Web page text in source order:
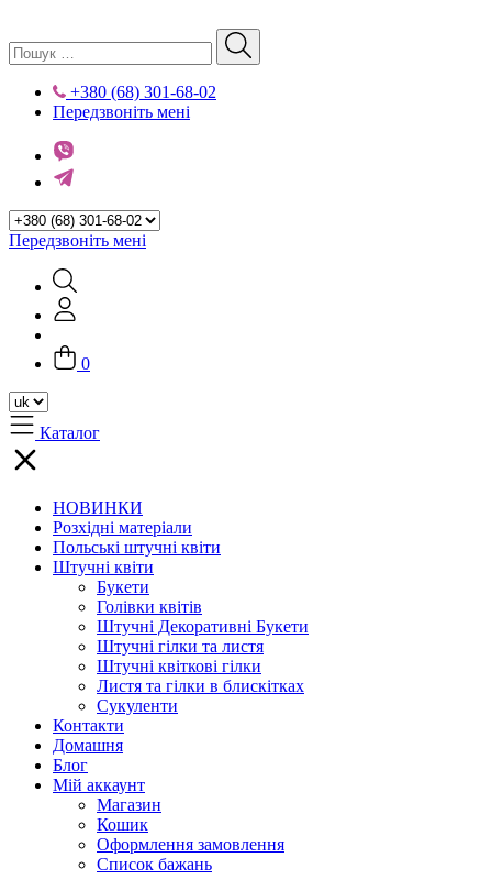
+380 (68) 301-68-02
Передзвоніть мені
Передзвоніть мені
0
Каталог
НОВИНКИ
Розхідні матеріали
Польські штучні квіти
Штучні квіти
Букети
Голівки квітів
Штучні Декоративні Букети
Штучні гілки та листя
Штучні квіткові гілки
Листя та гілки в блискітках
Сукуленти
Контакти
Домашня
Блог
Мій аккаунт
Магазин
Кошик
Оформлення замовлення
Список бажань